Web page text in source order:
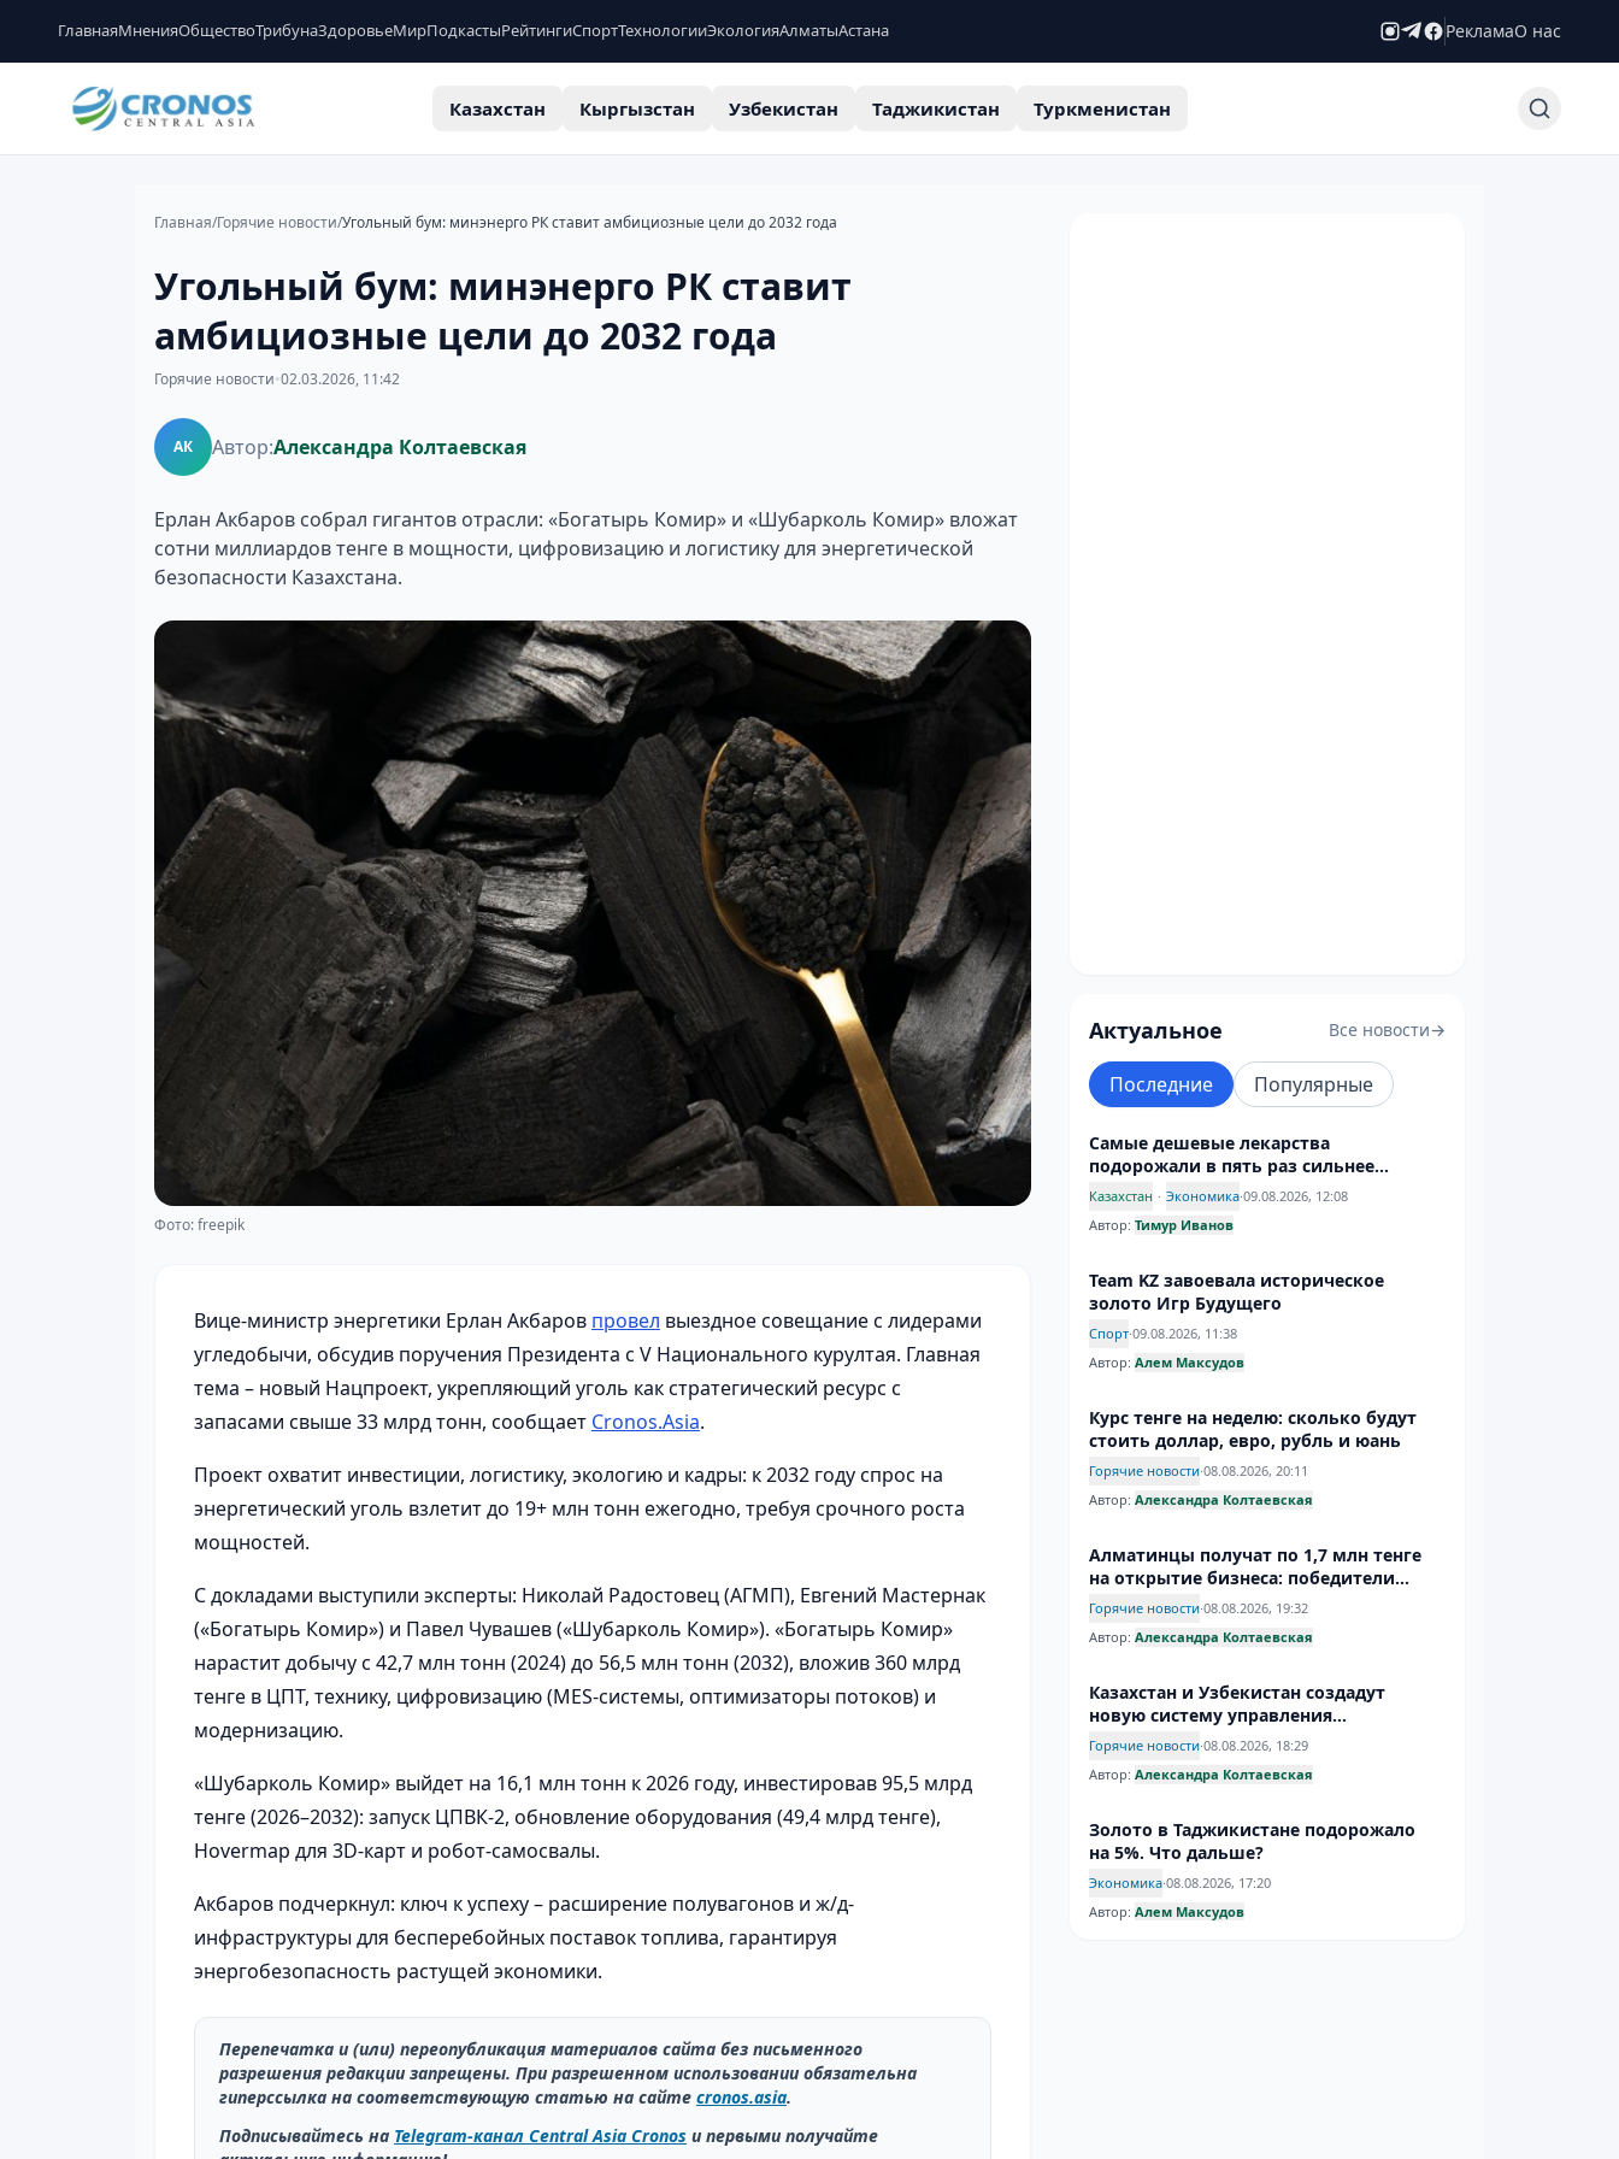
ГлавнаяМненияОбществоТрибунаЗдоровьеМирПодкастыРейтингиСпортТехнологииЭкологияАлматыАстана РекламаО нас
Казахстан Кыргызстан Узбекистан Таджикистан Туркменистан
Главная/Горячие новости/Угольный бум: минэнерго РК ставит амбициозные цели до 2032 года
Угольный бум: минэнерго РК ставит
амбициозные цели до 2032 года
Горячие новости•02.03.2026, 11:42
АК Автор:Александра Колтаевская
Ерлан Акбаров собрал гигантов отрасли: «Богатырь Комир» и «Шубарколь Комир» вложат
сотни миллиардов тенге в мощности, цифровизацию и логистику для энергетической
безопасности Казахстана.
Фото: freepik
Вице-министр энергетики Ерлан Акбаров провел выездное совещание с лидерами
угледобычи, обсудив поручения Президента с V Национального курултая. Главная
тема – новый Нацпроект, укрепляющий уголь как стратегический ресурс с
запасами свыше 33 млрд тонн, сообщает Cronos.Asia.
Проект охватит инвестиции, логистику, экологию и кадры: к 2032 году спрос на
энергетический уголь взлетит до 19+ млн тонн ежегодно, требуя срочного роста
мощностей.
С докладами выступили эксперты: Николай Радостовец (АГМП), Евгений Мастернак
(«Богатырь Комир») и Павел Чувашев («Шубарколь Комир»). «Богатырь Комир»
нарастит добычу с 42,7 млн тонн (2024) до 56,5 млн тонн (2032), вложив 360 млрд
тенге в ЦПТ, технику, цифровизацию (MES-системы, оптимизаторы потоков) и
модернизацию.
«Шубарколь Комир» выйдет на 16,1 млн тонн к 2026 году, инвестировав 95,5 млрд
тенге (2026–2032): запуск ЦПВК-2, обновление оборудования (49,4 млрд тенге),
Hovermap для 3D-карт и робот-самосвалы.
Акбаров подчеркнул: ключ к успеху – расширение полувагонов и ж/д-
инфраструктуры для бесперебойных поставок топлива, гарантируя
энергобезопасность растущей экономики.
Перепечатка и (или) переопубликация материалов сайта без письменного
разрешения редакции запрещены. При разрешенном использовании обязательна
гиперссылка на соответствующую статью на сайте cronos.asia.
Подписывайтесь на Telegram-канал Central Asia Cronos и первыми получайте
Актуальное Все новости→
Последние Популярные
Самые дешевые лекарства
подорожали в пять раз сильнее
дорогих
Казахстан · Экономика·09.08.2026, 12:08
Автор: Тимур Иванов
Team KZ завоевала историческое
золото Игр Будущего
Спорт·09.08.2026, 11:38
Автор: Алем Максудов
Курс тенге на неделю: сколько будут
стоить доллар, евро, рубль и юань
Горячие новости·08.08.2026, 20:11
Автор: Александра Колтаевская
Алматинцы получат по 1,7 млн тенге
на открытие бизнеса: победители
госгрантов
Горячие новости·08.08.2026, 19:32
Автор: Александра Колтаевская
Казахстан и Узбекистан создадут
новую систему управления
трансграничными водами
Горячие новости·08.08.2026, 18:29
Автор: Александра Колтаевская
Золото в Таджикистане подорожало
на 5%. Что дальше?
Экономика·08.08.2026, 17:20
Автор: Алем Максудов